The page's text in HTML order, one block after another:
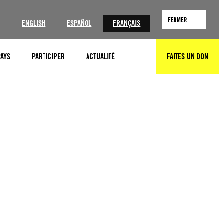
ENGLISH ESPAÑOL FRANÇAIS FERMER
PARTICIPER ACTUALITÉ RECHERCHERFAITES UN DON